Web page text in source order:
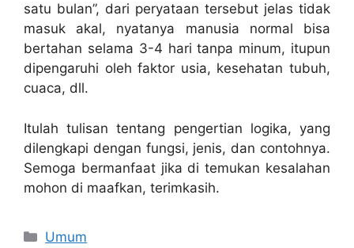
satu bulan”, dari peryataan tersebut jelas tidak
masuk akal, nyatanya manusia normal bisa
bertahan selama 3-4 hari tanpa minum, itupun
dipengaruhi oleh faktor usia, kesehatan tubuh,
cuaca, dll.
Itulah tulisan tentang pengertian logika, yang
dilengkapi dengan fungsi, jenis, dan contohnya.
Semoga bermanfaat jika di temukan kesalahan
mohon di maafkan, terimkasih.
Categories
Umum